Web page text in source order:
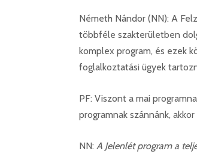
Németh Nándor (NN): A
többféle szakterületben
komplex program, és ezek
foglalkoztatási ügyek
PF: Viszont a mai
programnak szánnánk,
NN: A Jelenlét program a